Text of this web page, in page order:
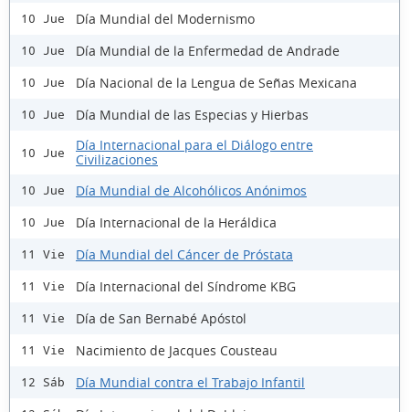
10 Jue Día Mundial del Modernismo
10 Jue Día Mundial de la Enfermedad de Andrade
10 Jue Día Nacional de la Lengua de Señas Mexicana
10 Jue Día Mundial de las Especias y Hierbas
10 Jue
Día Internacional para el Diálogo entre
Civilizaciones
10 Jue Día Mundial de Alcohólicos Anónimos
10 Jue Día Internacional de la Heráldica
11 Vie Día Mundial del Cáncer de Próstata
11 Vie Día Internacional del Síndrome KBG
11 Vie Día de San Bernabé Apóstol
11 Vie Nacimiento de Jacques Cousteau
12 Sáb Día Mundial contra el Trabajo Infantil